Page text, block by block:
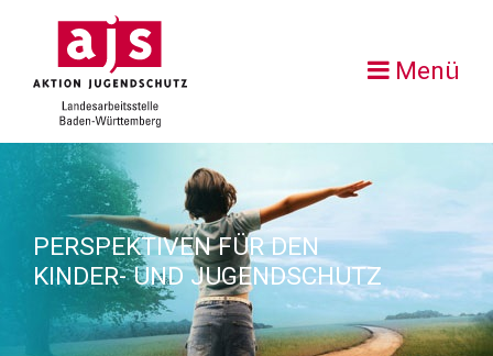
Menü
PERSPEKTIVEN FÜR DEN
KINDER- UND JUGENDSCHUTZ